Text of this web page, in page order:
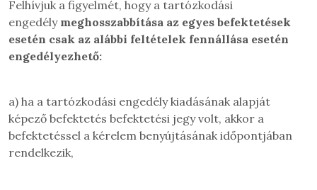
Felhívjuk a figyelmét, hogy a tartózkodási
engedély meghosszabbítása az egyes befektetések
esetén csak az alábbi feltételek fennállása esetén
engedélyezhető:
a) ha a tartózkodási engedély kiadásának alapját
képező befektetés befektetési jegy volt, akkor a
befektetéssel a kérelem benyújtásának időpontjában
rendelkezik,